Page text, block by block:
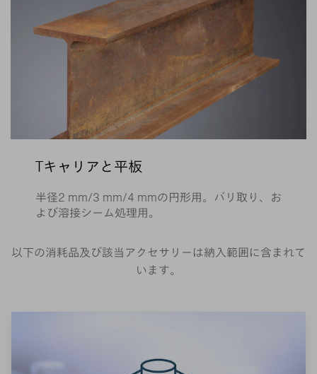
Tキャリアと平板
半径2 mm/3 mm/4 mmの円形用。バリ取り、お
よび溶接シーム処理用。
以下の消耗品及び該当アクセサリーは納入範囲に含まれて
います。